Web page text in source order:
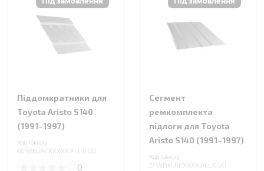
Піддомкратники для
Toyota Aristo S140
(1991–1997)
Код товару:
60.WBJACKXXXX.ALL.0.00
0
Сегмент
ремкомплекта
підлоги для Toyota
Aristo S140 (1991–1997)
Код товару:
21.WBFLRPXXXX.ALL.0.00